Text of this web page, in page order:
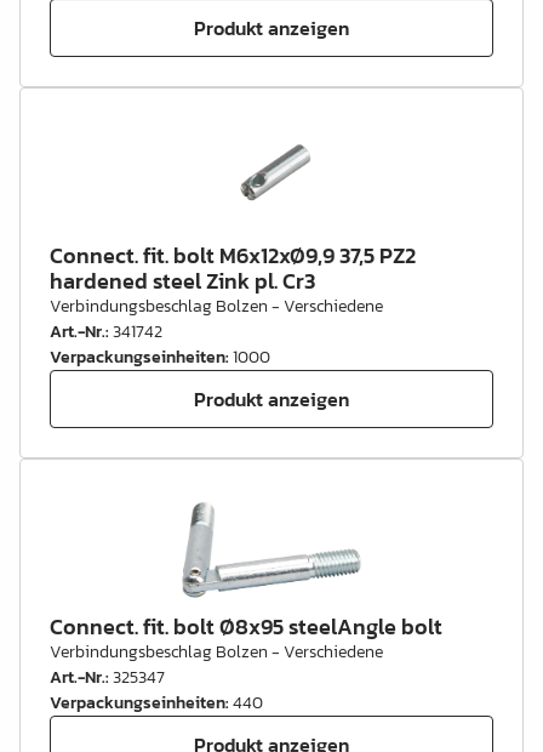
Produkt anzeigen
Connect. fit. bolt M6x12xØ9,9 37,5 PZ2
hardened steel Zink pl. Cr3
Verbindungsbeschlag Bolzen - Verschiedene
Art.-Nr.:341742
Verpackungseinheiten:1000
Produkt anzeigen
Connect. fit. bolt Ø8x95 steelAngle bolt
Verbindungsbeschlag Bolzen - Verschiedene
Art.-Nr.:325347
Verpackungseinheiten:440
Produkt anzeigen